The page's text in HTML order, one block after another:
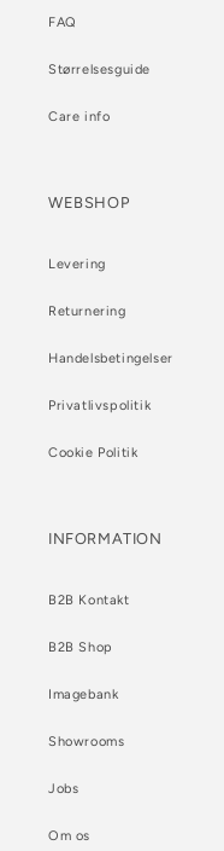
FAQ
Størrelsesguide
Care info
WEBSHOP
Levering
Returnering
Handelsbetingelser
Privatlivspolitik
Cookie Politik
INFORMATION
B2B Kontakt
B2B Shop
Imagebank
Showrooms
Jobs
Om os